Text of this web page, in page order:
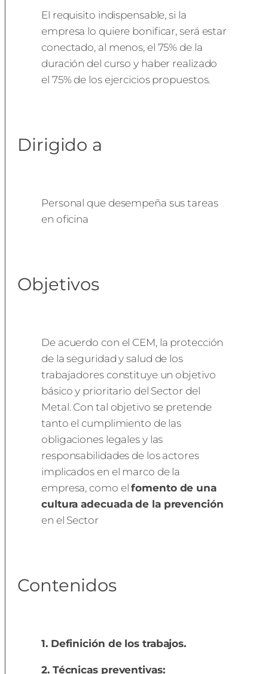
El requisito indispensable, si la
empresa lo quiere bonificar, será estar
conectado, al menos, el 75% de la
duración del curso y haber realizado
el 75% de los ejercicios propuestos.
Dirigido a
Personal que desempeña sus tareas
en oficina
Objetivos
De acuerdo con el CEM, la protección
de la seguridad y salud de los
trabajadores constituye un objetivo
básico y prioritario del Sector del
Metal. Con tal objetivo se pretende
tanto el cumplimiento de las
obligaciones legales y las
responsabilidades de los actores
implicados en el marco de la
empresa, como elfomento de una
cultura adecuada de la prevención
en el Sector
Contenidos
1. Definición de los trabajos.
2. Técnicas preventivas: